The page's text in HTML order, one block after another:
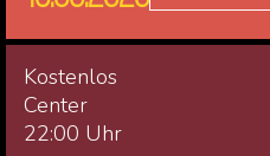
Kostenlos
Center
22:00 Uhr